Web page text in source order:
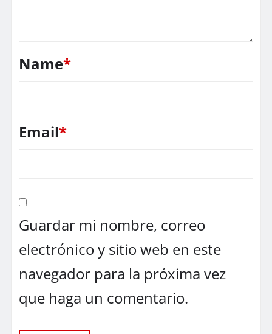
Name*
Email*
Guardar mi nombre, correo
electrónico y sitio web en este
navegador para la próxima vez
que haga un comentario.